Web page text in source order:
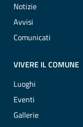
Notizie
Avvisi
Comunicati
VIVERE IL COMUNE
Luoghi
Eventi
Gallerie